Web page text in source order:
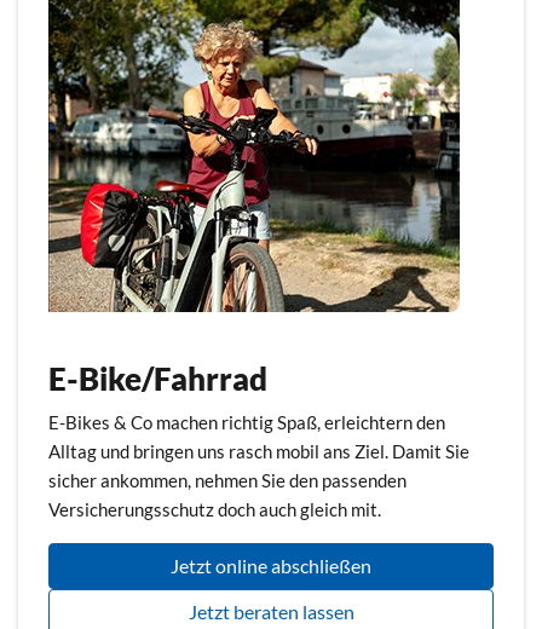
E-Bike/Fahrrad
E-Bikes & Co machen richtig Spaß, erleichtern den
Alltag und bringen uns rasch mobil ans Ziel. Damit Sie
sicher ankommen, nehmen Sie den passenden
Versicherungsschutz doch auch gleich mit.
Jetzt online abschließen
Jetzt beraten lassen